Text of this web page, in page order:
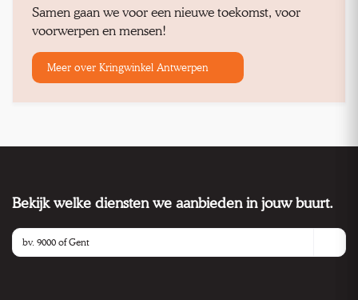
Samen gaan we voor een nieuwe toekomst, voor
voorwerpen en mensen!
Meer over Kringwinkel Antwerpen
Bekijk welke diensten we aanbieden in jouw buurt.